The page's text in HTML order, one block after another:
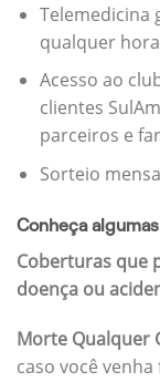
Telemedicina
qualquer
Acesso ao
clientes
parceiros e
Sorteio
Conheça
Coberturas que
doença ou
Morte Qualquer
caso você venha